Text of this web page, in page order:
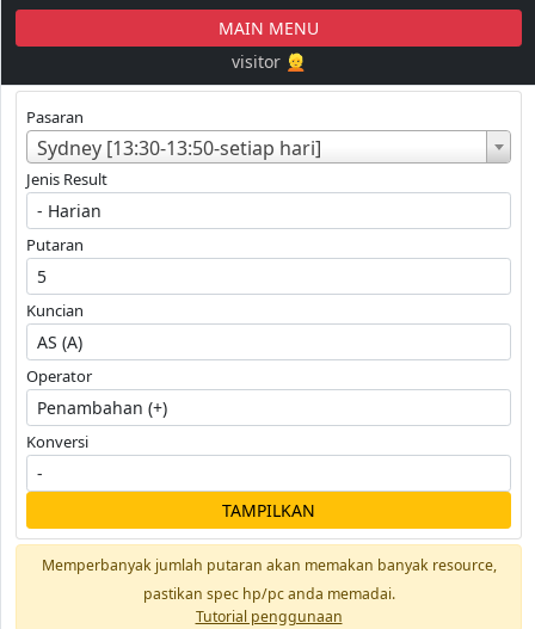
MAIN MENU
visitor 👱
Pasaran
Sydney [13:30-13:50-setiap hari]
Jenis Result
Putaran
Kuncian
Operator
Konversi
TAMPILKAN
Memperbanyak jumlah putaran akan memakan banyak resource,
pastikan spec hp/pc anda memadai.
Tutorial penggunaan